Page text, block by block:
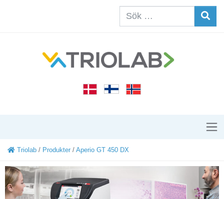
Triolab / Produkter / Aperio GT 450 DX